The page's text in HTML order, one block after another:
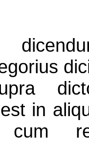
in
cum